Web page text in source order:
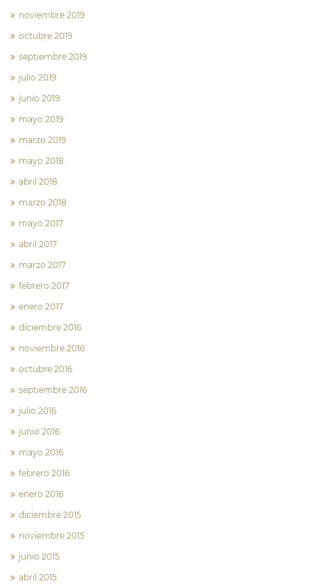
noviembre 2019
octubre 2019
septiembre 2019
julio 2019
junio 2019
mayo 2019
marzo 2019
mayo 2018
abril 2018
marzo 2018
mayo 2017
abril 2017
marzo 2017
febrero 2017
enero 2017
diciembre 2016
noviembre 2016
octubre 2016
septiembre 2016
julio 2016
junio 2016
mayo 2016
febrero 2016
enero 2016
diciembre 2015
noviembre 2015
junio 2015
abril 2015